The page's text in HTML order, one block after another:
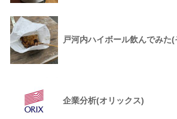
戸河内ハイボール飲んでみた(
企業分析(オリックス)